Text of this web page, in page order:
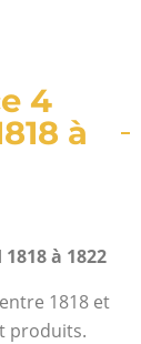
4
à
à 1822
1818 et
produits.